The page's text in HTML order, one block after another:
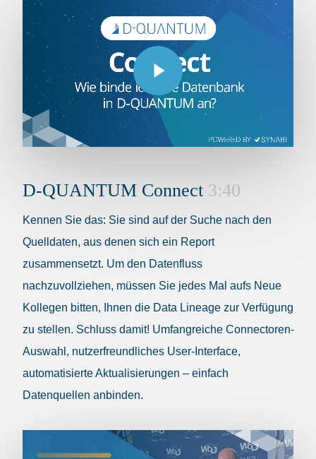
Play Video
D-QUANTUM Connect 3:40
Kennen Sie das: Sie sind auf der Suche nach den
Quelldaten, aus denen sich ein Report
zusammensetzt. Um den Datenfluss
nachzuvollziehen, müssen Sie jedes Mal aufs Neue
Kollegen bitten, Ihnen die Data Lineage zur Verfügung
zu stellen. Schluss damit! Umfangreiche Connectoren-
Auswahl, nutzerfreundliches User-Interface,
automatisierte Aktualisierungen – einfach
Datenquellen anbinden.
Play Video